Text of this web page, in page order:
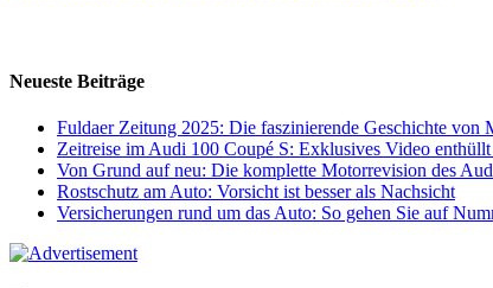
Neueste Beiträge
Fuldaer Zeitung 2025: Die faszinierende Geschichte von
Zeitreise im Audi 100 Coupé S: Exklusives Video
Von Grund auf neu: Die komplette Motorrevision des
Rostschutz am Auto: Vorsicht ist besser als Nachsicht
Versicherungen rund um das Auto: So gehen Sie auf